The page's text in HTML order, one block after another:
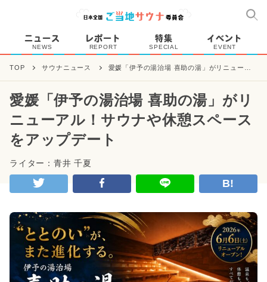
ニュース
NEWS
レポート
REPORT
特集
SPECIAL
イベント
EVENT
TOP サウナニュース
愛媛「伊予の湯治場 喜助の湯」がリニューア
愛媛「伊予の湯治場 喜助の湯」がリ
ニューアル！サウナや休憩スペース
をアップデート
ライター：青井 千夏
B!